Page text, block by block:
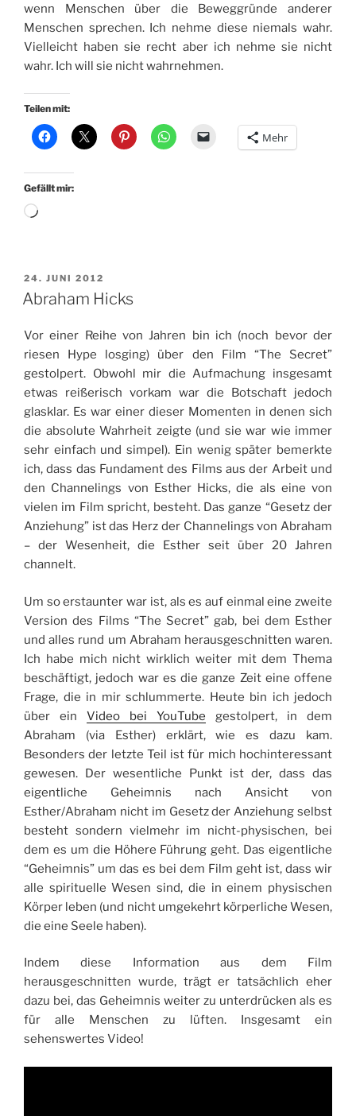
wenn Menschen über die Beweggründe anderer
Menschen sprechen. Ich nehme diese niemals wahr.
Vielleicht haben sie recht aber ich nehme sie nicht
wahr. Ich will sie nicht wahrnehmen.
Teilen mit:
Mehr
Gefällt mir:
Wird
VERÖFFENTLICHT
AM
24. JUNI 2012
Abraham Hicks
Vor einer Reihe von Jahren bin ich (noch bevor der
riesen Hype losging) über den Film “The Secret”
gestolpert. Obwohl mir die Aufmachung insgesamt
etwas reißerisch vorkam war die Botschaft jedoch
glasklar. Es war einer dieser Momenten in denen sich
die absolute Wahrheit zeigte (und sie war wie immer
sehr einfach und simpel). Ein wenig später bemerkte
ich, dass das Fundament des Films aus der Arbeit und
den Channelings von Esther Hicks, die als eine von
vielen im Film spricht, besteht. Das ganze “Gesetz der
Anziehung” ist das Herz der Channelings von Abraham
– der Wesenheit, die Esther seit über 20 Jahren
channelt.
Um so erstaunter war ist, als es auf einmal eine zweite
Version des Films “The Secret” gab, bei dem Esther
und alles rund um Abraham herausgeschnitten waren.
Ich habe mich nicht wirklich weiter mit dem Thema
beschäftigt, jedoch war es die ganze Zeit eine offene
Frage, die in mir schlummerte. Heute bin ich jedoch
über ein Video bei YouTube gestolpert, in dem
Abraham (via Esther) erklärt, wie es dazu kam.
Besonders der letzte Teil ist für mich hochinteressant
gewesen. Der wesentliche Punkt ist der, dass das
eigentliche Geheimnis nach Ansicht von
Esther/Abraham nicht im Gesetz der Anziehung selbst
besteht sondern vielmehr im nicht-physischen, bei
dem es um die Höhere Führung geht. Das eigentliche
“Geheimnis” um das es bei dem Film geht ist, dass wir
alle spirituelle Wesen sind, die in einem physischen
Körper leben (und nicht umgekehrt körperliche Wesen,
die eine Seele haben).
Indem diese Information aus dem Film
herausgeschnitten wurde, trägt er tatsächlich eher
dazu bei, das Geheimnis weiter zu unterdrücken als es
für alle Menschen zu lüften. Insgesamt ein
sehenswertes Video!